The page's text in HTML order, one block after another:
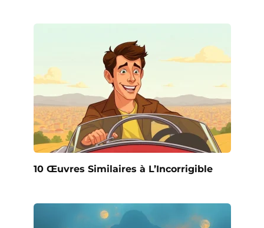
10 Œuvres Similaires à L’Incorrigible